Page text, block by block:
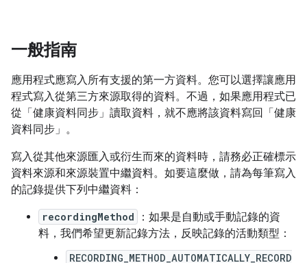
一般指南
應用程式應寫入所有支援的第一方資料。您可以選擇讓應用
程式寫入從第三方來源取得的資料。不過，如果應用程式已
從「健康資料同步」讀取資料，就不應將該資料寫回「健康
資料同步」。
寫入從其他來源匯入或衍生而來的資料時，請務必正確標示
資料來源和來源裝置中繼資料。如要這麼做，請為每筆寫入
的記錄提供下列中繼資料：
recordingMethod
：如果是自動或手動記錄的資
料，我們希望更新記錄方法，反映記錄的活動類型：
RECORDING_METHOD_AUTOMATICALLY_RECORD